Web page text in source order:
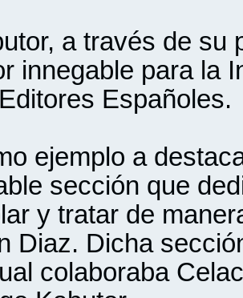
a través de su
innegable para la
Españoles.
ejemplo a
sección que
y tratar de
Diaz. Dicha
colaboraba